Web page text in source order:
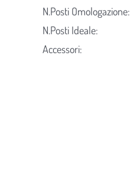
N.Posti Omologazione:
N.Posti Ideale:
Accessori: